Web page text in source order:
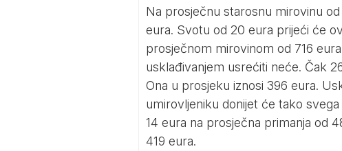
Na prosječnu starosnu mirovinu
eura. Svotu od 20 eura prijeći će
prosječnom mirovinom od 716
usklađivanjem usrećiti neće. Čak
Ona u prosjeku iznosi 396 eura.
umirovljeniku donijet će tako
14 eura na prosječna primanja od
419 eura.